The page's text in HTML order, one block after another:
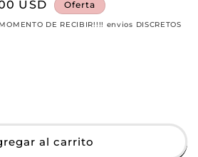
USD Oferta
DE RECIBIR!!!! envios DISCRETOS
al carrito